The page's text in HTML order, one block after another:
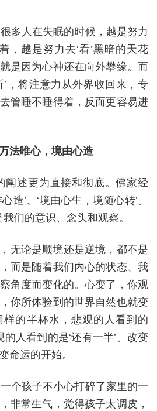
很多人在失眠的时候，越是努力
，越是努力去‘看’黑暗的天花
是因为心神还在向外攀缘。而
’，将注意力从外界收回来，专
管睡不睡得着，反而更容易进
法唯心，境由心造
阐述更为直接和彻底。佛家经
造’、‘境由心生，境随心转’。
我们的意识、念头和观察。
无论是顺境还是逆境，都不是
而是随着我们内心的状态、我
角度而变化的。心变了，你观
你所体验到的世界自然也就变
的半杯水，悲观的人看到的
的人看到的是‘还有一半’。改变
命运的开始。
一个孩子不小心打碎了家里的一
非常生气，觉得孩子太调皮，